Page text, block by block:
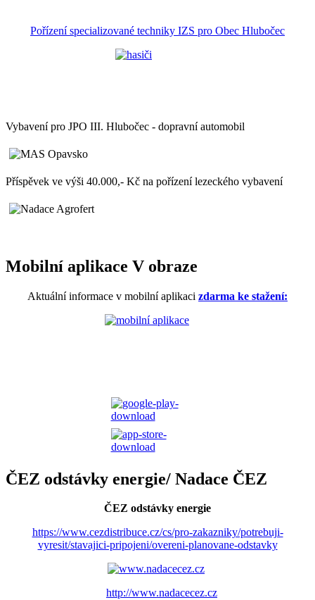
Pořízení specializované techniky IZS pro Obec Hlubočec
Vybavení pro JPO III. Hlubočec - dopravní automobil
Příspěvek ve výši 40.000,- Kč na pořízení lezeckého vybavení
Mobilní aplikace V obraze
Aktuální informace v mobilní aplikaci zdarma ke stažení:
ČEZ odstávky energie/ Nadace ČEZ
ČEZ odstávky energie
https://www.cezdistribuce.cz/cs/pro-zakazniky/potrebuji-
vyresit/stavajici-pripojeni/overeni-planovane-odstavky
http://www.nadacecez.cz